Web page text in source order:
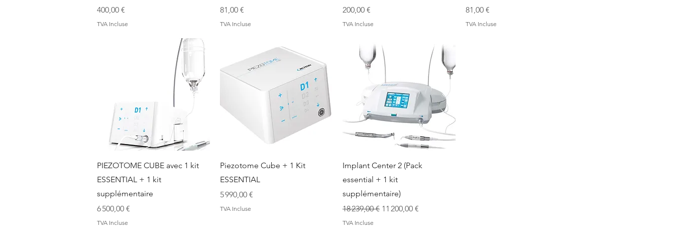
Prix
400,00 €
TVA Incluse
Prix
81,00 €
TVA Incluse
Prix
200,00 €
TVA Incluse
Prix
81,00 €
TVA Incluse
Aperçu rapide
PIEZOTOME CUBE avec 1 kit
ESSENTIAL + 1 kit
supplémentaire
Prix
6 500,00 €
TVA Incluse
Aperçu rapide
Piezotome Cube + 1 Kit
ESSENTIAL
Prix
5 990,00 €
TVA Incluse
Aperçu rapide
Implant Center 2 (Pack
essential + 1 kit
supplémentaire)
Prix original
18 239,00 € Prix promotionnel
11 200,00 €
TVA Incluse